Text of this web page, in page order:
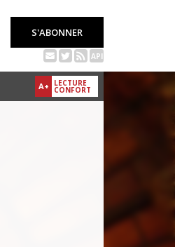
S'ABONNER
API
A+ LECTURE
CONFORT